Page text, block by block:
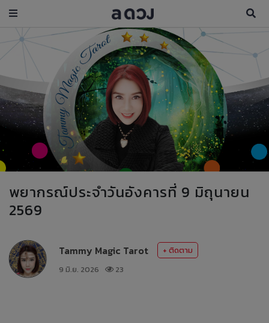
พยากรณ์ประจำวันอังคารที่ 9 มิถุนายน
2569
Tammy Magic Tarot
+ ติดตาม
9 มิ.ย. 2026
23